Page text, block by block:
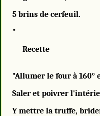
5 brins de cerfeuil.
"
Recette
"Allumer le four à
Saler et poivrer
Y mettre la truffe,